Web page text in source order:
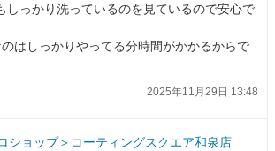
しっかり洗っているのを見ているので安心で
はしっかりやってる分時間がかかるからで
2025年11月29日 13:48
ショップ＞コーティングスクエア和泉店